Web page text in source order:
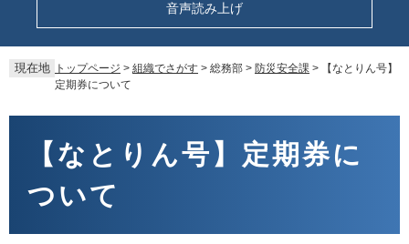
ー
音声読み上げ
現在地 トップページ > 組織でさがす > 総務部 > 防災安全課 >
【なとりん号】
定期券について
【なとりん号】定期券に
ついて